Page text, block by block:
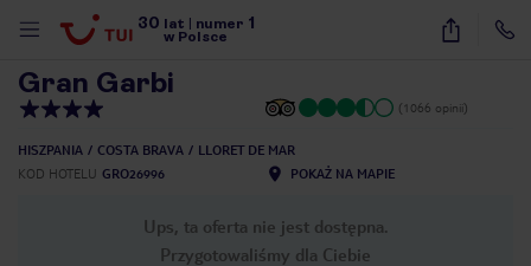
30 lat numer 1
w Polsce
26
Gran Garbi
(1066 opinii)
HISZPANIA COSTA BRAVA
LLORET DE MAR
KOD HOTELU GRO26996 POKAŻ NA MAPIE
Ups, ta oferta nie jest dostępna.
Przygotowaliśmy dla Ciebie